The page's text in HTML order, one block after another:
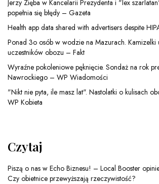
Jerzy Zięba w Kancelarii Prezydenta i "lex
popełnia się błędy – Gazeta
Health app data shared with advertisers despite
Ponad 3o osób w wodzie na Mazurach. Kamizelki
uczestników obozu – Fakt
Wyraźne pokoleniowe pęknięcie. Sondaż na rok
Nawrockiego – WP Wiadomości
"Nikt nie pyta, ile masz lat". Nastolatki o kulisach
WP Kobieta
Czytaj
Piszą o nas w Echo Biznesu! – Local Booster
Czy obietnice przewyższają rzeczywistość?